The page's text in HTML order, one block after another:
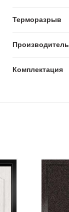
Терморазрыв
Производитель
Комплектация